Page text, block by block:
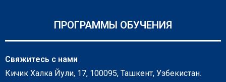
ПРОГРАММЫ ОБУЧЕНИЯ
Свяжитесь с нами
Кичик Халка Йули, 17, 100095, Ташкент, Узбекистан.